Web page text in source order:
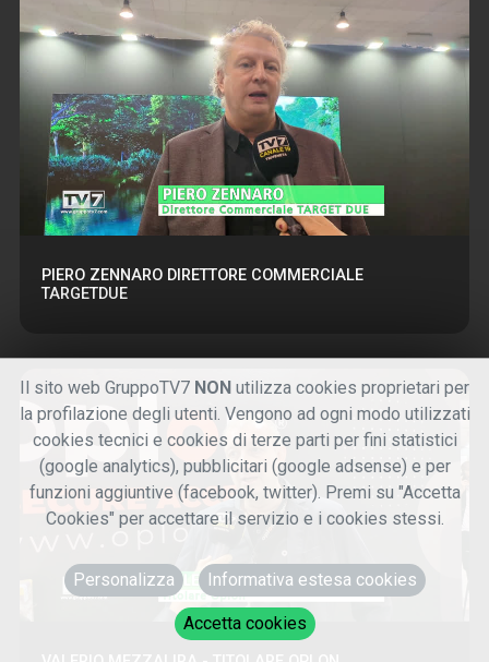
PIERO ZENNARO DIRETTORE COMMERCIALE
TARGETDUE
Il sito web GruppoTV7 NON utilizza cookies proprietari per
la profilazione degli utenti. Vengono ad ogni modo utilizzati
cookies tecnici e cookies di terze parti per fini statistici
(google analytics), pubblicitari (google adsense) e per
funzioni aggiuntive (facebook, twitter). Premi su "Accetta
Cookies" per accettare il servizio e i cookies stessi.
Personalizza Informativa estesa cookies
Accetta cookies